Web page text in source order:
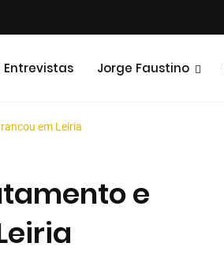
Entrevistas Jorge Faustino
em Leiria
e
Notícias